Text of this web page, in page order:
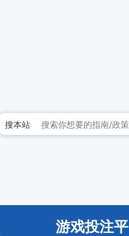
搜本站
游戏投注平